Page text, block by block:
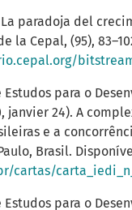
La paradoja del
la Cepal, (95),
bitstream/handle/11362/
para o
janvier 24). A
e a
Brasil.
cartas/
para o